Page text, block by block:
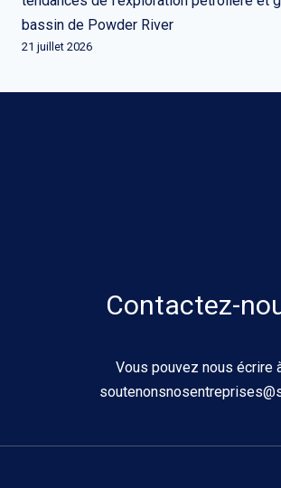
bassin de Powder River
21 juillet 2026
Contactez-
Vous pouvez nous écrire